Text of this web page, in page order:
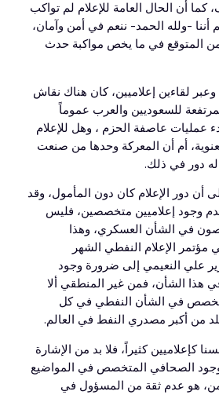
كما أن الحال العامة للإعلام لم تواكب
-ولله الحمد- ننعم في أمن وآمان،
من المتوقع في ما يخص مواكبة حدث
لقاءين إعلاميين، كان هناك نقاش
للسعوديين والعرب عموماً
عمليات عاصفة الحزم ، وهل للإعلام
أم أن المعركة وحدها من صنعت
له دور في ذلك.
أن دور الإعلام كان دون المأمول، وقد
وجود إعلاميين متخصصين، فليس
في الشأن العسكري، وهذا
الإعلام النفطي الشهر
علي النعيمي إلى ضرورة وجود
الشأن، فمن غير المنطقي ألا
في الشأن النفطي في كل
من أكبر مصدري النفط في العالم.
كإعلاميين كثيراً، فلا بد من الإشارة
الصحافي المتخصص في المواضيع
هو عدم ثقة من المسؤول في